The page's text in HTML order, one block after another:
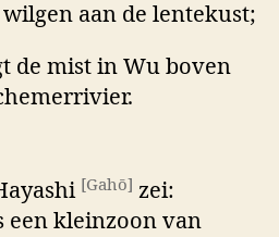
aan de lentekust;
de mist in Wu boven
[Gahō] zei:
een kleinzoon van